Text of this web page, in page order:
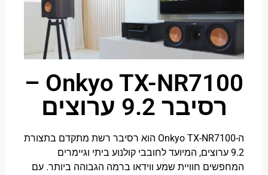
Onkyo TX-NR7100 –
9.2 ערוצים
ה-Onkyo TX-NR7100 הוא רסיבר רשת מתקדם בתצורת
ערוצים, המיועד לחובבי קולנוע ביתי וגיימרים
חוויית שמע ווידאו ברמה הגבוהה ביותר. עם